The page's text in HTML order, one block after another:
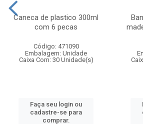
Caneca de plastico 300ml
com 6 pecas
Código: 471090
Embalagem: Unidade
Caixa Com: 30 Unidade(s)
Faça seu login ou
cadastre-se para
comprar.